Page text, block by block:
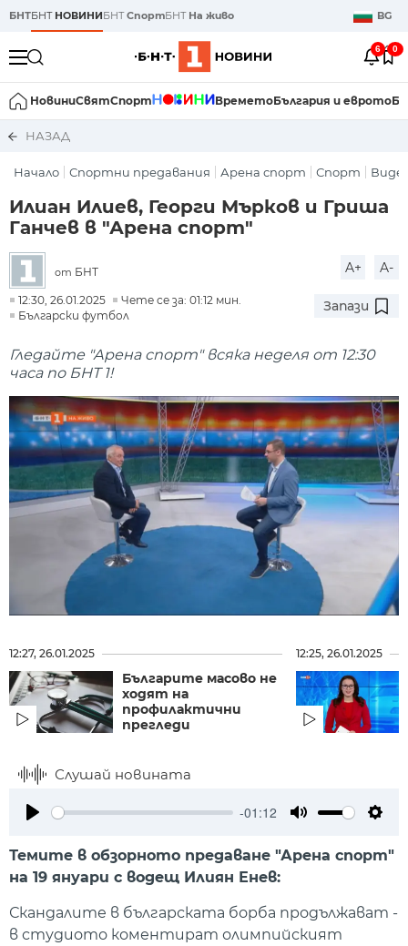
БНТБНТ НОВИНИБНТСпортБНТ На живо BG
6 0
НовиниСвятСпорт ВреметоБългария и еврото
НАЗАД
Начало Спортни предавания Арена спорт Спорт
Илиан Илиев, Георги Мърков и Гриша
Ганчев в "Арена спорт"
от БНТ A+ A-
12:30, 26.01.2025
Чете се за: 01:12 мин.
Български футбол
Запази
Гледайте "Арена спорт" всяка неделя от 12:30
часа по БНТ 1!
12:27, 26.01.2025
Българите масово не
ходят на
профилактични
прегледи
12:25, 26.01.2025
Слушай новината
-01:12
Темите в обзорното предаване "Арена спорт"
на 19 януари с водещ Илиян Енев:
Скандалите в българската борба продължават -
в студиото коментират олимпийският